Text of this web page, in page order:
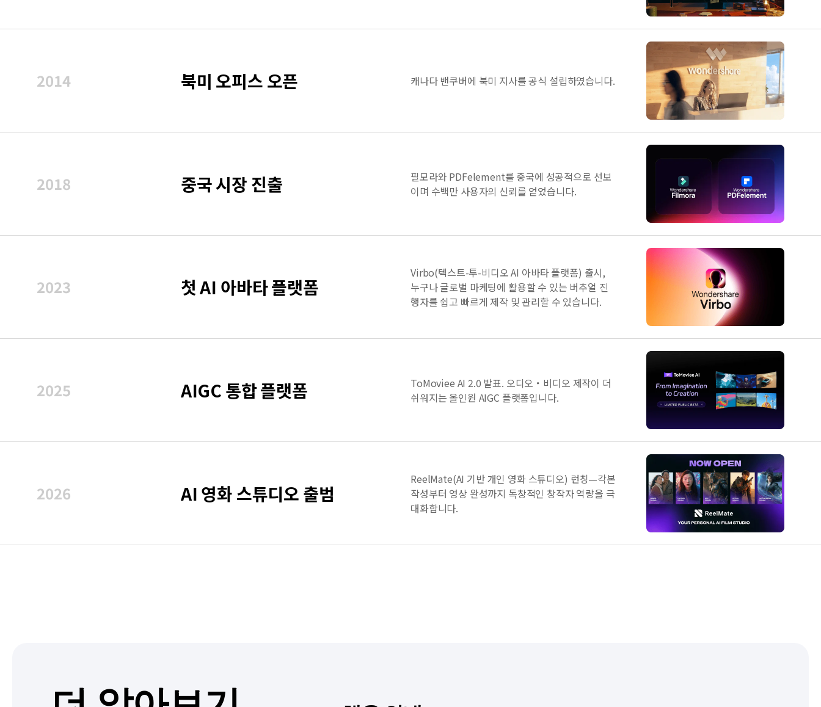
2014 북미 오피스 오픈 캐나다 밴쿠버에 북미 지사를 공식 설립하였습니다.
2018 중국 시장 진출
필모라와 PDFelement를 중국에 성공적으로 선보
이며 수백만 사용자의 신뢰를 얻었습니다.
2023 첫 AI 아바타 플랫폼
Virbo(텍스트-투-비디오 AI 아바타 플랫폼) 출시,
누구나 글로벌 마케팅에 활용할 수 있는 버추얼 진
행자를 쉽고 빠르게 제작 및 관리할 수 있습니다.
2025 AIGC 통합 플랫폼
ToMoviee AI 2.0 발표. 오디오・비디오 제작이 더
쉬워지는 올인원 AIGC 플랫폼입니다.
2026 AI 영화 스튜디오 출범
ReelMate(AI 기반 개인 영화 스튜디오) 런칭—각본
작성부터 영상 완성까지 독창적인 창작자 역량을 극
대화합니다.